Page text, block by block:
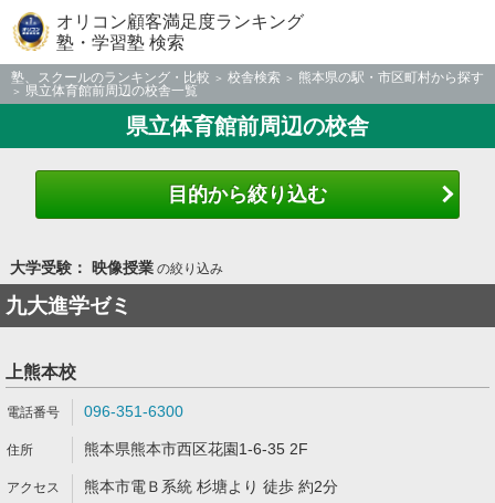
オリコン顧客満足度ランキング
塾・学習塾 検索
塾、スクールのランキング・比較 校舎検索
熊本県の駅・市区町村から探す
県立体育館前周辺の校舎一覧
県立体育館前周辺の校舎
目的から絞り込む
大学受験： 映像授業の絞り込み
九大進学ゼミ
上熊本校
096-351-6300
熊本県熊本市西区花園1-6-35 2F
熊本市電Ｂ系統 杉塘より 徒歩 約2分